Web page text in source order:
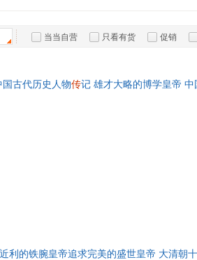
家居
服装
当当自营 只看有货 促销
古代历史人物传记 雄才大略的博学皇帝
利的铁腕皇帝追求完美的盛世皇帝 大清朝